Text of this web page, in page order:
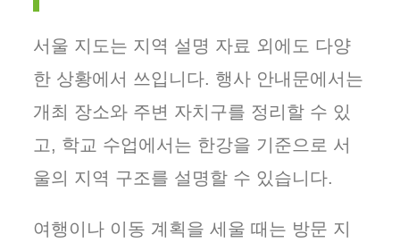
서울 지도는 지역 설명 자료 외에도 다양
한 상황에서 쓰입니다. 행사 안내문에서는
개최 장소와 주변 자치구를 정리할 수 있
고, 학교 수업에서는 한강을 기준으로 서
울의 지역 구조를 설명할 수 있습니다.
여행이나 이동 계획을 세울 때는 방문 지